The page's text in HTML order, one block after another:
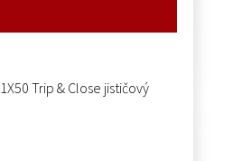
1X50 Trip & Close jističový